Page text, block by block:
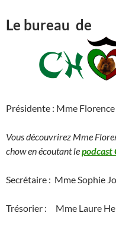
Le bureau de
Présidente : Mme
Vous découvrirez Mme
chow en écoutant lepodcast
Secrétaire : Mme Sophie
Trésorier : Mme Laure